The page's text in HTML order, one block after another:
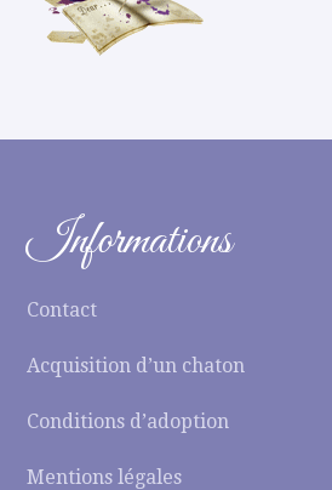
Informations
Contact
Acquisition d’un chaton
Conditions d’adoption
Mentions légales